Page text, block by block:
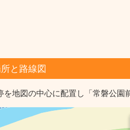
と路線図
を地図の中心に配置し「常磐公園